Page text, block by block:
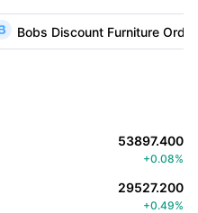
Bobs Discount Furniture Ord
53897.400
+0.08%
29527.200
+0.49%